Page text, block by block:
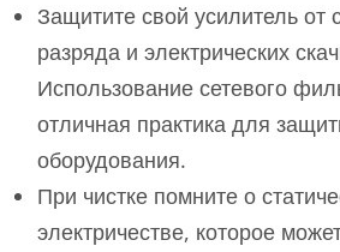
Защитите свой усилитель от
разряда и электрических
Использование сетевого
отличная практика для
оборудования.
При чистке помните о
электричестве, которое